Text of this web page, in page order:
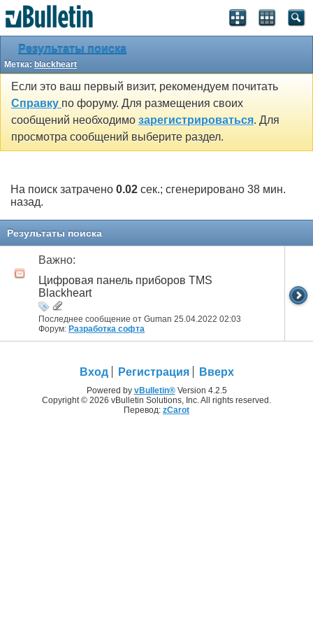
Результаты поиска
Метка: blackheart
Если это ваш первый визит, рекомендуем почитать
Справку по форуму. Для размещения своих
сообщений необходимо зарегистрироваться. Для
просмотра сообщений выберите раздел.
На поиск затрачено 0.02 сек.; сгенерировано 38 мин.
назад.
Результаты поиска
Важно:
Цифровая панель приборов TMS
Blackheart
Последнее сообщение от Guman 25.04.2022 02:03
Форум: Разработка софта
Вход Регистрация Вверх
Powered by vBulletin®Version 4.2.5
Copyright © 2026 vBulletin Solutions, Inc. All rights reserved.
Перевод: zCarot